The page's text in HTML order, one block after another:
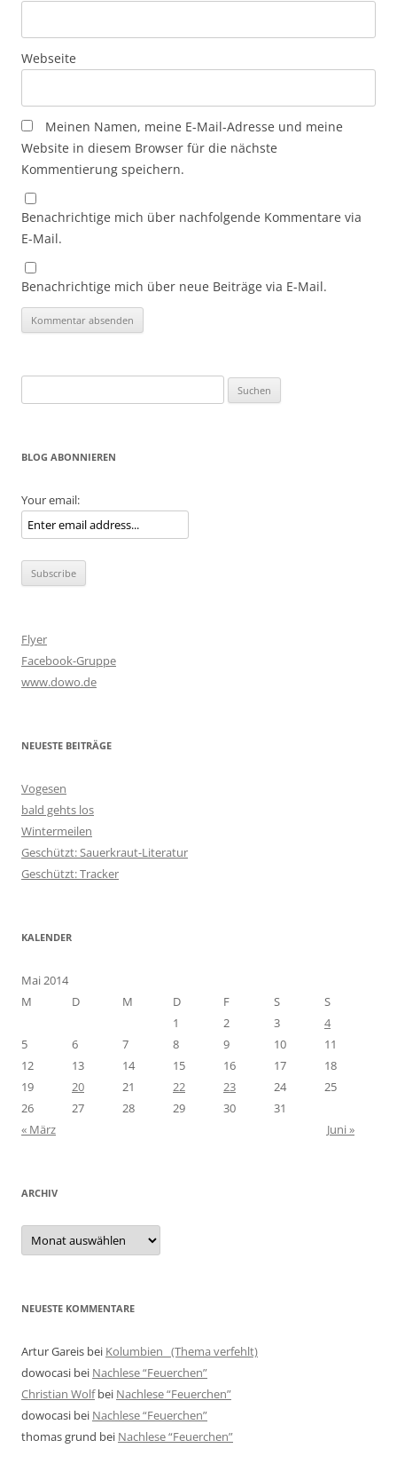
Webseite
Meinen Namen, meine E-Mail-Adresse und meine
Website in diesem Browser für die nächste
Kommentierung speichern.
Benachrichtige mich über nachfolgende Kommentare via
E-Mail.
Benachrichtige mich über neue Beiträge via E-Mail.
nach:
BLOG ABONNIEREN
Your email:
Flyer
Facebook-Gruppe
www.dowo.de
NEUESTE BEITRÄGE
Vogesen
bald gehts los
Wintermeilen
Geschützt: Sauerkraut-Literatur
Geschützt: Tracker
KALENDER
Mai 2014
M
D M D F S
S
1
2 3
4
5
6 7 8 9 10
11
12
13 14 15 16 17
18
19
20 21 22 23 24
25
26
27 28 29 30
31
« März
Juni »
ARCHIV
Archiv
NEUESTE KOMMENTARE
Artur Gareis bei Kolumbien (Thema verfehlt)
dowocasi bei Nachlese “Feuerchen”
Christian Wolfbei Nachlese “Feuerchen”
dowocasi bei Nachlese “Feuerchen”
thomas grund bei Nachlese “Feuerchen”